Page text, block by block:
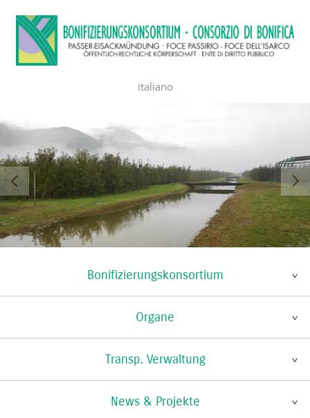
italiano
Bonifizierungskonsortium
Organe
Transp. Verwaltung
News & Projekte